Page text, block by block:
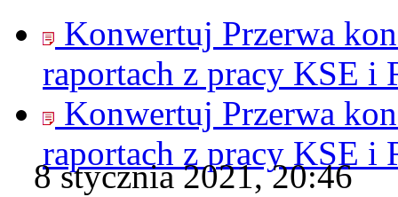
Konwertuj Przerwa
raportach z pracy KSE i
Konwertuj Przerwa
raportach z pracy KSE i
8 stycznia 2021, 20:46